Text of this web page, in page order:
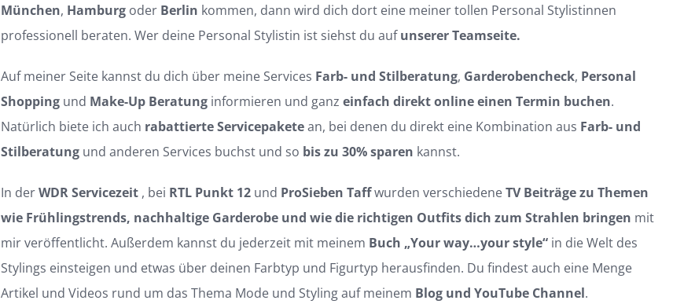
München, Hamburg oder Berlin kommen, dann wird dich dort eine meiner tollen Personal Stylistinnen
professionell beraten. Wer deine Personal Stylistin ist siehst du aufunserer Teamseite.
Auf meiner Seite kannst du dich über meine Services Farb- und Stilberatung, Garderobencheck, Personal
Shopping und Make-Up Beratung informieren und ganzeinfach direkt online einen Termin buchen.
Natürlich biete ich auch rabattierte Servicepaketean, bei denen du direkt eine Kombination aus Farb- und
Stilberatung und anderen Services buchst und so bis zu 30% sparen kannst.
In derWDR Servicezeit , bei RTL Punkt 12 und ProSieben Taffwurden verschiedeneTV Beiträge zu Themen
wie Frühlingstrends, nachhaltige Garderobe und wie die richtigen Outfits dich zum Strahlen bringen mit
mir veröffentlicht. Außerdem kannst du jederzeit mit meinem Buch „Your way…your style“ in die Welt des
Stylings einsteigen und etwas über deinen Farbtyp und Figurtyp herausfinden. Du findest auch eine Menge
Artikel und Videos rund um das Thema Mode und Styling auf meinem Blog undYouTube Channel.